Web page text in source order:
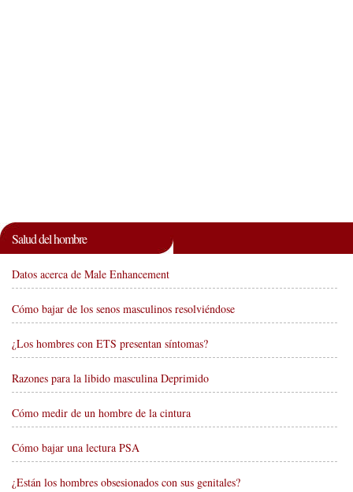
Salud del hombre
Datos acerca de Male Enhancement
Cómo bajar de los senos masculinos resolviéndose
¿Los hombres con ETS presentan síntomas?
Razones para la libido masculina Deprimido
Cómo medir de un hombre de la cintura
Cómo bajar una lectura PSA
¿Están los hombres obsesionados con sus genitales?